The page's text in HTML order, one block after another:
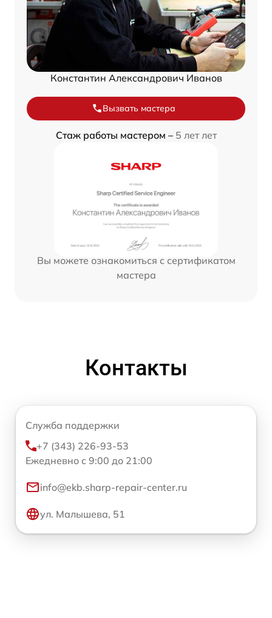
Константин Александрович Иванов
Вызвать мастера
Стаж работы мастером – 5 лет лет
Вы можете ознакомиться с сертификатом
мастера
Контакты
Служба поддержки
+7 (343) 226-93-53
Ежедневно с 9:00 до 21:00
info@ekb.sharp-repair-center.ru
ул. Малышева, 51